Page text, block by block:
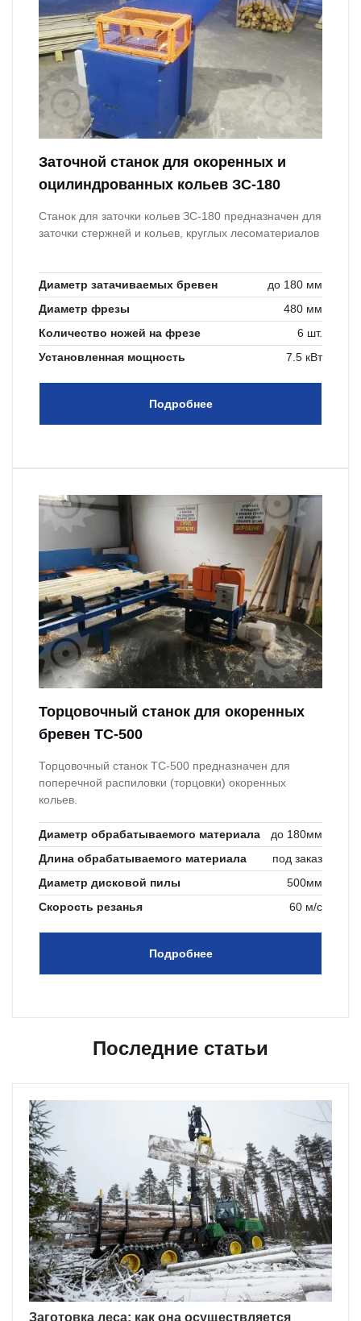
Заточной станок для окоренных и
оцилиндрованных кольев ЗС-180
Станок для заточки кольев ЗС-180 предназначен для
заточки стержней и кольев, круглых лесоматериалов
Диаметр затачиваемых бревен
до 180 мм
Диаметр фрезы
480 мм
Количество ножей на фрезе
6 шт.
Установленная мощность
7.5 кВт
Подробнее
Торцовочный станок для окоренных
бревен ТС-500
Торцовочный станок ТС-500 предназначен для
поперечной распиловки (торцовки) окоренных
кольев.
Диаметр обрабатываемого материала
до 180мм
Длина обрабатываемого материала
под заказ
Диаметр дисковой пилы
500мм
Скорость резанья
60 м/с
Подробнее
Последние статьи
Заготовка леса: как она осуществляется